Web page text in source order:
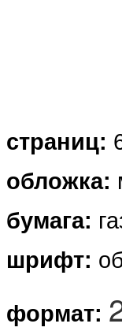
страниц:
обложка:
бумага:
шрифт:
формат: